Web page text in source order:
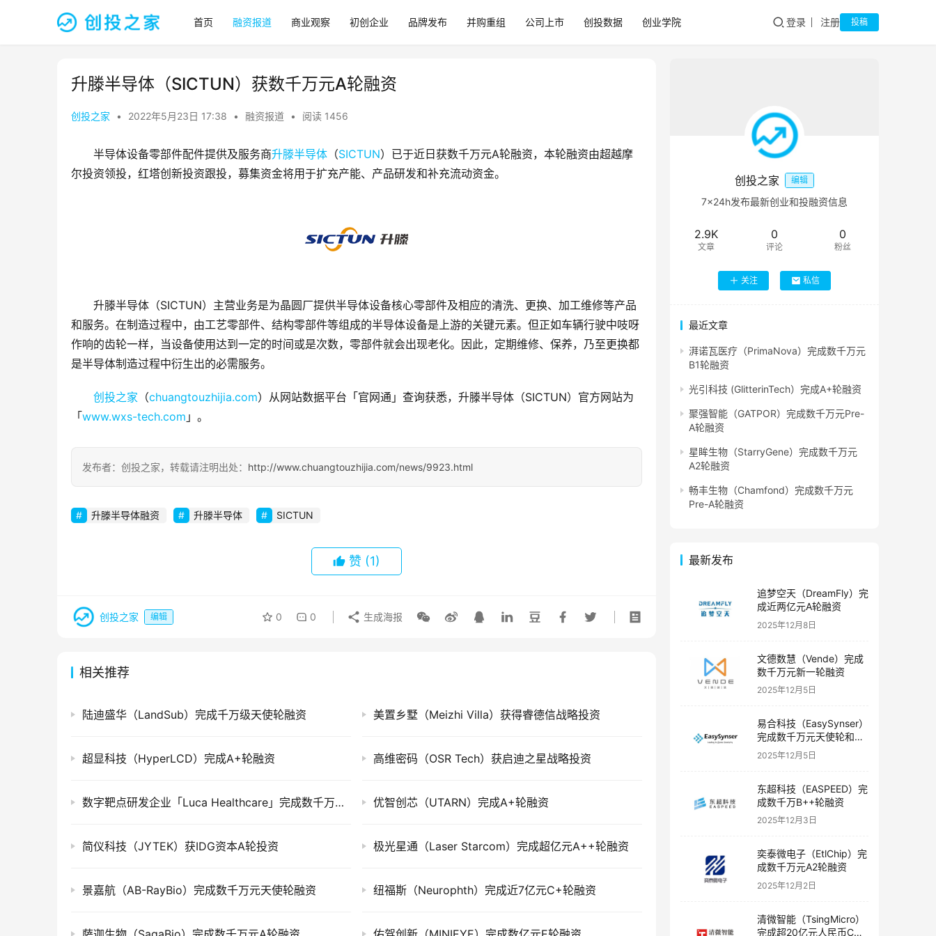
首页 融资报道 商业观察 初创企业 品牌发布 并购重组 公司上市 创投数据 创业学院 登录 注册 投稿
升滕半导体（SICTUN）获数千万元A轮融资
创投之家 • 2022年5月23日 17:38 • 融资报道 • 阅读 1456
半导体设备零部件配件提供及服务商升滕半导体 （SICTUN）已于近日获数千万元A轮融资，本轮融资由超越摩
尔投资领投，红塔创新投资跟投，募集资金将用于扩充产能、产品研发和补充流动资金。
升滕半导体（SICTUN）主营业务是为晶圆厂提供半导体设备核心零部件及相应的清洗、更换、加工维修等产品
和服务。在制造过程中，由工艺零部件、结构零部件等组成的半导体设备是上游的关键元素。但正如车辆行驶中吱呀
作响的齿轮一样，当设备使用达到一定的时间或是次数，零部件就会出现老化。因此，定期维修、保养，乃至更换都
是半导体制造过程中衍生出的必需服务。
创投之家 （chuangtouzhijia.com）从网站数据平台「官网通」查询获悉，升滕半导体（SICTUN）官方网站为
「www.wxs-tech.com 」。
发布者：创投之家，转载请注明出处： http://www.chuangtouzhijia.com/news/9923.html
升滕半导体融资 升滕半导体 SICTUN
赞 (1)
创投之家 编辑 0 0 生成海报
相关推荐
陆迪盛华（LandSub）完成千万级天使轮融资 美置乡墅（Meizhi Villa）获得睿德信战略投资
超显科技（HyperLCD）完成A+轮融资 高维密码（OSR Tech）获启迪之星战略投资
数字靶点研发企业「Luca Healthcare」完成数千万Pre-A轮融资 优智创芯（UTARN）完成A+轮融资
简仪科技（JYTEK）获IDG资本A轮投资 极光星通（Laser Starcom）完成超亿元A++轮融资
景嘉航（AB-RayBio）完成数千万元天使轮融资 纽福斯（Neurophth）完成近7亿元C+轮融资
创投之家 编辑
7×24h发布最新创业和投融资信息
2.9K
文章
0
评论
0
粉丝
关注 私信
最近文章
湃诺瓦医疗（PrimaNova）完成数千万元
B1轮融资
光引科技 (GlitterinTech）完成A+轮融资
聚强智能（GATPOR）完成数千万元Pre-
A轮融资
星眸生物（StarryGene）完成数千万元
A2轮融资
畅丰生物（Chamfond）完成数千万元
Pre-A轮融资
最新发布
追梦空天（DreamFly）完
成近两亿元A轮融资
2025年12月8日
文德数慧（Vende）完成
数千万元新一轮融资
2025年12月5日
易合科技（EasySynser）
完成数千万元天使轮和天
使+轮融资
2025年12月5日
东超科技（EASPEED）完
成数千万B++轮融资
2025年12月3日
奕泰微电子（EtlChip）完
成数千万元A2轮融资
2025年12月2日
清微智能（TsingMicro）
完成超20亿元人民币C轮